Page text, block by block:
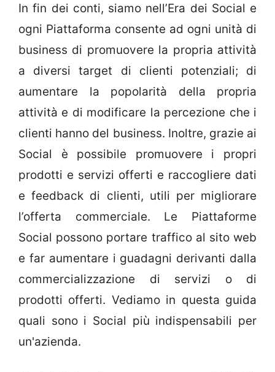
In fin dei conti, siamo nell’Era dei Social e
ogni Piattaforma consente ad ogni unità di
business di promuovere la propria attività
a diversi target di clienti potenziali; di
aumentare la popolarità della propria
attività e di modificare la percezione che i
clienti hanno del business. Inoltre, grazie ai
Social è possibile promuovere i propri
prodotti e servizi offerti e raccogliere dati
e feedback di clienti, utili per migliorare
l’offerta commerciale. Le Piattaforme
Social possono portare traffico al sito web
e far aumentare i guadagni derivanti dalla
commercializzazione di servizi o di
prodotti offerti. Vediamo in questa guida
quali sono i Social più indispensabili per
un'azienda.